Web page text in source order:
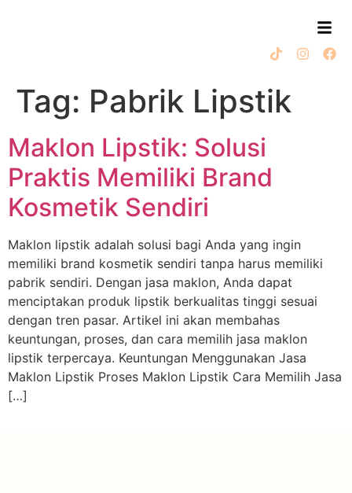
Tag: Pabrik Lipstik
Maklon Lipstik: Solusi
Praktis Memiliki Brand
Kosmetik Sendiri
Maklon lipstik adalah solusi bagi Anda yang ingin
memiliki brand kosmetik sendiri tanpa harus memiliki
pabrik sendiri. Dengan jasa maklon, Anda dapat
menciptakan produk lipstik berkualitas tinggi sesuai
dengan tren pasar. Artikel ini akan membahas
keuntungan, proses, dan cara memilih jasa maklon
lipstik terpercaya. Keuntungan Menggunakan Jasa
Maklon Lipstik Proses Maklon Lipstik Cara Memilih Jasa
[…]